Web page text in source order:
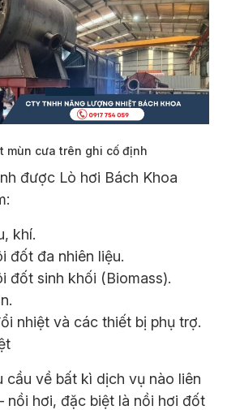
mùn cưa trên ghi cố định​
được Lò hơi Bách Khoa
khí.
đốt đa nhiên liệu.
đốt sinh khối (Biomass).
nhiệt và các thiết bị phụ trợ.
cầu về bất kì dịch vụ nào liên
nồi hơi, đặc biệt là nồi hơi đốt